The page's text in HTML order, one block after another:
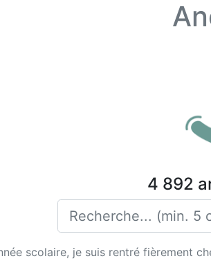
4 892
scolaire, je suis rentré fièrement